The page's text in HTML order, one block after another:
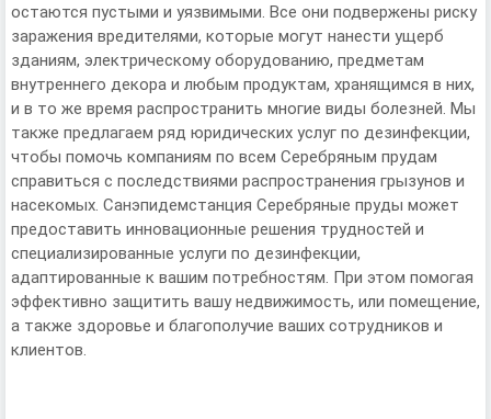
остаются пустыми и уязвимыми. Все они подвержены риску
заражения вредителями, которые могут нанести ущерб
зданиям, электрическому оборудованию, предметам
внутреннего декора и любым продуктам, хранящимся в них,
и в то же время распространить многие виды болезней. Мы
также предлагаем ряд юридических услуг по дезинфекции,
чтобы помочь компаниям по всем Серебряным прудам
справиться с последствиями распространения грызунов и
насекомых. Санэпидемстанция Серебряные пруды может
предоставить инновационные решения трудностей и
специализированные услуги по дезинфекции,
адаптированные к вашим потребностям. При этом помогая
эффективно защитить вашу недвижимость, или помещение,
а также здоровье и благополучие ваших сотрудников и
клиентов.